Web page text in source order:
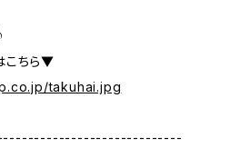
こちら▼
takuhai.jpg